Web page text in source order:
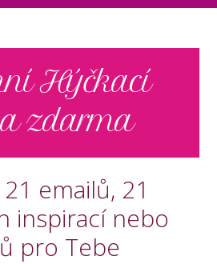
Hýčkací
zdarma
emailů, 21
inspirací nebo
pro Tebe